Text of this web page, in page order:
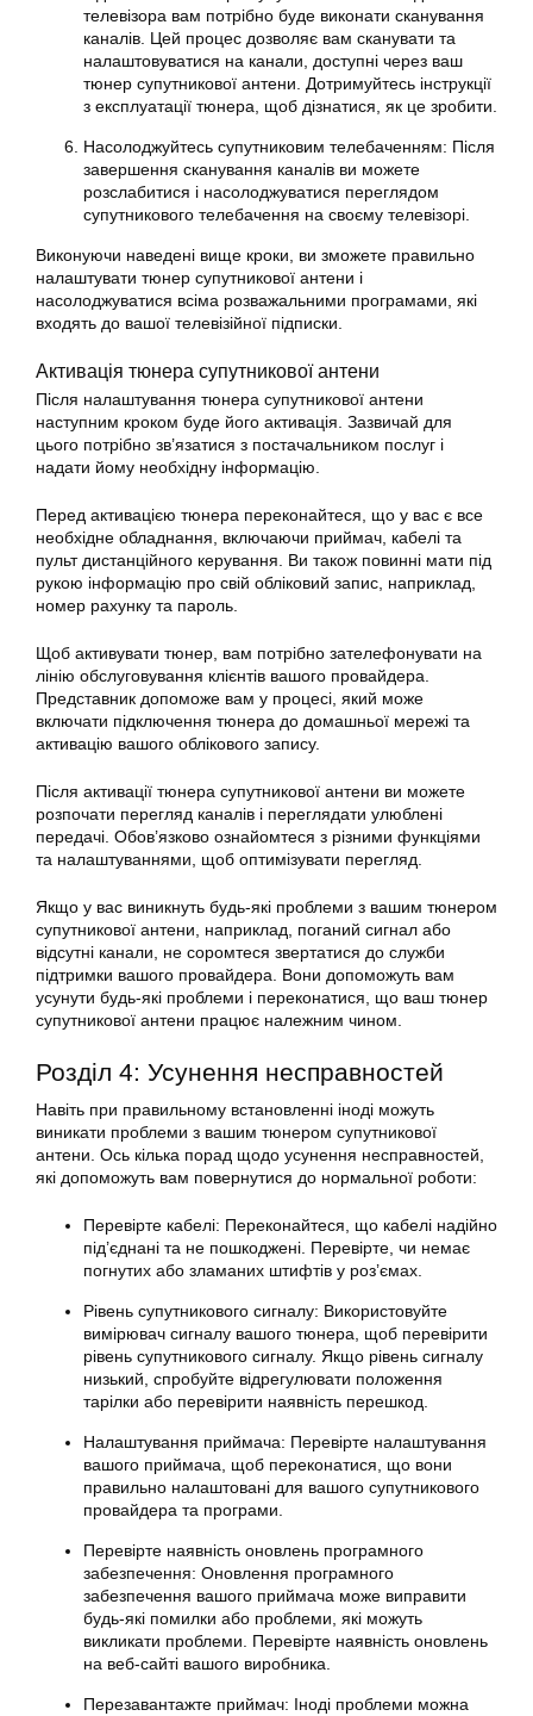
телевізора вам потрібно буде виконати сканування
каналів. Цей процес дозволяє вам сканувати та
налаштовуватися на канали, доступні через ваш
тюнер супутникової антени. Дотримуйтесь інструкції
з експлуатації тюнера, щоб дізнатися, як це зробити.
Насолоджуйтесь супутниковим телебаченням: Після
завершення сканування каналів ви можете
розслабитися і насолоджуватися переглядом
супутникового телебачення на своєму телевізорі.
Виконуючи наведені вище кроки, ви зможете правильно
налаштувати тюнер супутникової антени і
насолоджуватися всіма розважальними програмами, які
входять до вашої телевізійної підписки.
Активація тюнера супутникової антени
Після налаштування тюнера супутникової антени
наступним кроком буде його активація. Зазвичай для
цього потрібно зв’язатися з постачальником послуг і
надати йому необхідну інформацію.
Перед активацією тюнера переконайтеся, що у вас є все
необхідне обладнання, включаючи приймач, кабелі та
пульт дистанційного керування. Ви також повинні мати під
рукою інформацію про свій обліковий запис, наприклад,
номер рахунку та пароль.
Щоб активувати тюнер, вам потрібно зателефонувати на
лінію обслуговування клієнтів вашого провайдера.
Представник допоможе вам у процесі, який може
включати підключення тюнера до домашньої мережі та
активацію вашого облікового запису.
Після активації тюнера супутникової антени ви можете
розпочати перегляд каналів і переглядати улюблені
передачі. Обов’язково ознайомтеся з різними функціями
та налаштуваннями, щоб оптимізувати перегляд.
Якщо у вас виникнуть будь-які проблеми з вашим тюнером
супутникової антени, наприклад, поганий сигнал або
відсутні канали, не соромтеся звертатися до служби
підтримки вашого провайдера. Вони допоможуть вам
усунути будь-які проблеми і переконатися, що ваш тюнер
супутникової антени працює належним чином.
Розділ 4: Усунення несправностей
Навіть при правильному встановленні іноді можуть
виникати проблеми з вашим тюнером супутникової
антени. Ось кілька порад щодо усунення несправностей,
які допоможуть вам повернутися до нормальної роботи:
Перевірте кабелі: Переконайтеся, що кабелі надійно
під’єднані та не пошкоджені. Перевірте, чи немає
погнутих або зламаних штифтів у роз’ємах.
Рівень супутникового сигналу: Використовуйте
вимірювач сигналу вашого тюнера, щоб перевірити
рівень супутникового сигналу. Якщо рівень сигналу
низький, спробуйте відрегулювати положення
тарілки або перевірити наявність перешкод.
Налаштування приймача: Перевірте налаштування
вашого приймача, щоб переконатися, що вони
правильно налаштовані для вашого супутникового
провайдера та програми.
Перевірте наявність оновлень програмного
забезпечення: Оновлення програмного
забезпечення вашого приймача може виправити
будь-які помилки або проблеми, які можуть
викликати проблеми. Перевірте наявність оновлень
на веб-сайті вашого виробника.
Перезавантажте приймач: Іноді проблеми можна